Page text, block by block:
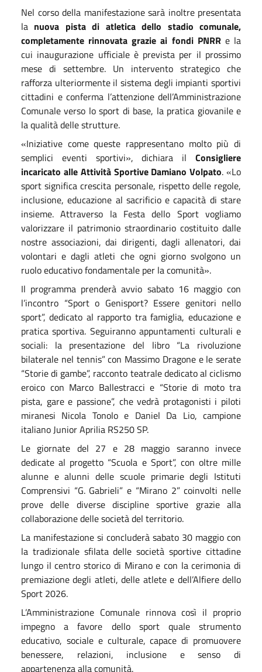
Nel corso della manifestazione sarà inoltre presentata
la nuova pista di atletica dello stadio comunale,
completamente rinnovata grazie ai fondi PNRR e la
cui inaugurazione ufficiale è prevista per il prossimo
mese di settembre. Un intervento strategico che
rafforza ulteriormente il sistema degli impianti sportivi
cittadini e conferma l’attenzione dell’Amministrazione
Comunale verso lo sport di base, la pratica giovanile e
la qualità delle strutture.
«Iniziative come queste rappresentano molto più di
semplici eventi sportivi», dichiara il Consigliere
incaricato alle Attività Sportive Damiano Volpato. «Lo
sport significa crescita personale, rispetto delle regole,
inclusione, educazione al sacrificio e capacità di stare
insieme. Attraverso la Festa dello Sport vogliamo
valorizzare il patrimonio straordinario costituito dalle
nostre associazioni, dai dirigenti, dagli allenatori, dai
volontari e dagli atleti che ogni giorno svolgono un
ruolo educativo fondamentale per la comunità».
Il programma prenderà avvio sabato 16 maggio con
l’incontro “Sport o Genisport? Essere genitori nello
sport”, dedicato al rapporto tra famiglia, educazione e
pratica sportiva. Seguiranno appuntamenti culturali e
sociali: la presentazione del libro “La rivoluzione
bilaterale nel tennis” con Massimo Dragone e le serate
“Storie di gambe”, racconto teatrale dedicato al ciclismo
eroico con Marco Ballestracci e “Storie di moto tra
pista, gare e passione”, che vedrà protagonisti i piloti
miranesi Nicola Tonolo e Daniel Da Lio, campione
italiano Junior Aprilia RS250 SP.
Le giornate del 27 e 28 maggio saranno invece
dedicate al progetto “Scuola e Sport”, con oltre mille
alunne e alunni delle scuole primarie degli Istituti
Comprensivi “G. Gabrieli” e “Mirano 2” coinvolti nelle
prove delle diverse discipline sportive grazie alla
collaborazione delle società del territorio.
La manifestazione si concluderà sabato 30 maggio con
la tradizionale sfilata delle società sportive cittadine
lungo il centro storico di Mirano e con la cerimonia di
premiazione degli atleti, delle atlete e dell’Alfiere dello
Sport 2026.
L’Amministrazione Comunale rinnova così il proprio
impegno a favore dello sport quale strumento
educativo, sociale e culturale, capace di promuovere
benessere, relazioni, inclusione e senso di
appartenenza alla comunità.